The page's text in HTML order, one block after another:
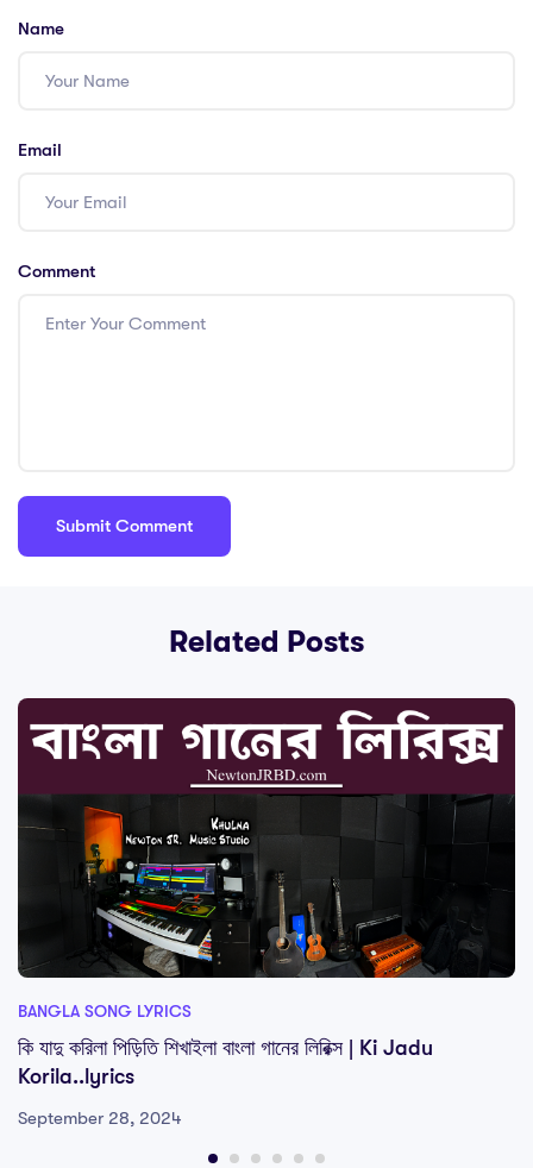
Name
Email
Comment
Related Posts
BANGLA SONG LYRICS
কি যাদু করিলা পিড়িতি শিখাইলা বাংলা গানের লিরিক্স | Ki Jadu
Korila..lyrics
September 28, 2024